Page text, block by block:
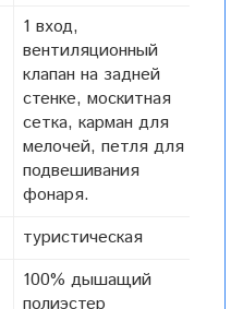
1 вход,
вентиляционный
клапан на задней
стенке, москитная
сетка, карман для
мелочей, петля для
подвешивания
фонаря.
туристическая
100% дышащий